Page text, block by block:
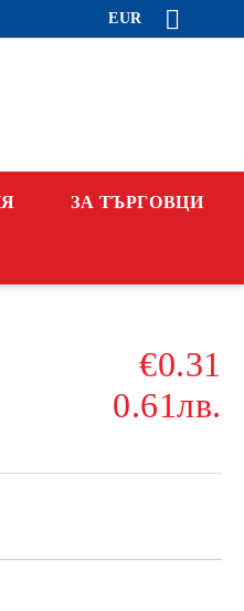
EUR
ЗА ТЪРГОВЦИ
€0.31
0.61лв.